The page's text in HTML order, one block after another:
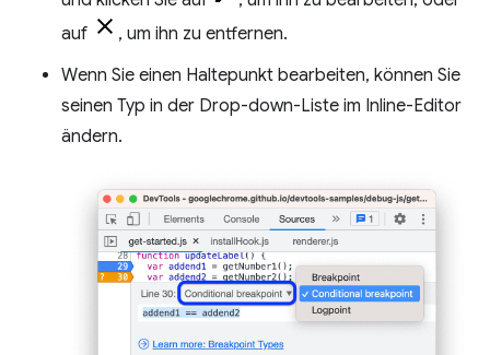
auf
, um ihn zu entfernen.
Wenn Sie einen Haltepunkt bearbeiten, können Sie
seinen Typ in der Drop-down-Liste im Inline-Editor
ändern.